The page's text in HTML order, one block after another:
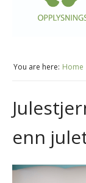
You are here: Home
enn